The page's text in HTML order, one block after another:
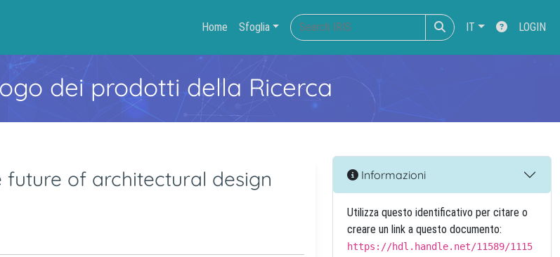
Home Sfoglia IT LOGIN
dei prodotti della Ricerca
future of architectural design Informazioni
Utilizza questo identificativo per citare o
creare un link a questo documento:
https://hdl.handle.net/11589/1115